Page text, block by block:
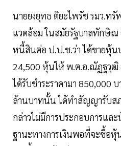
นายยงยุทธ ติยะไพรัช รมว.ทรั
แวดล้อม ในสมัยรัฐบาลทักษิ
หนี้สินต่อ ป.ป.ช.ว่า ได้ขายหุ้
24,500 หุ้นให้ พ.ต.อ.ณัฏฐวุฒิ
ได้รับชำระราคามา 850,000
ล้านบาทนั้น ได้ทำสัญญารับส
กล่าวไม่มีการประกอบการแล
ฐานะทางการเงินพอที่จะซื้อหุ้